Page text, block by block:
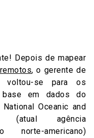
Depois de mapear
, o gerente de
voltou-se para os
base em dados do
Oceanic and
(atual agência
americano)